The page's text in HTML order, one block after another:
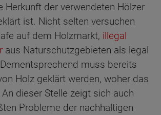
Herkunft der verwendeten Hölzer
ist. Nicht selten versuchen
auf dem Holzmarkt, illegal
aus Naturschutzgebieten als legal
muss bereits
Holz geklärt werden, woher das
dieser Stelle zeigt sich auch
Probleme der nachhaltigen